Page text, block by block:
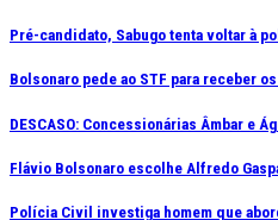
Ir
o
conteúdo
Pré-candidato, Sabugo tenta voltar à
Bolsonaro pede ao STF para receber
DESCASO: Concessionárias Âmbar e
Flávio Bolsonaro escolhe Alfredo
Polícia Civil investiga homem que